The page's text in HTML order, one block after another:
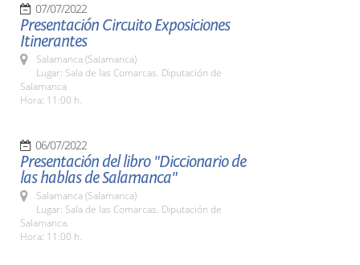
07/07/2022
Presentación Circuito Exposiciones
Itinerantes
Salamanca (Salamanca)
Lugar: Sala de las Comarcas. Diputación de
Salamanca
Hora: 11:00 h.
06/07/2022
Presentación del libro "Diccionario de
las hablas de Salamanca"
Salamanca (Salamanca)
Lugar: Sala de las Comarcas. Diputación de
Salamanca.
Hora: 11:00 h.